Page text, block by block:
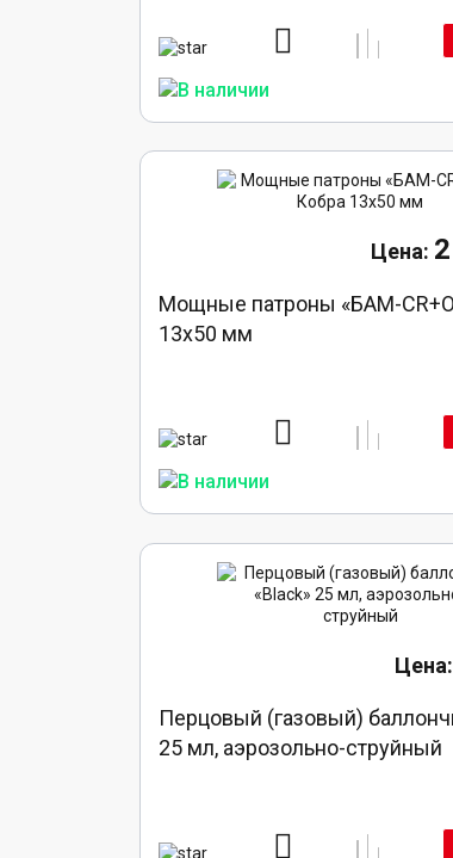
Мощные патроны «БАМ-
13х50 мм
Перцовый (газовый)
25 мл, аэрозольно-струйный